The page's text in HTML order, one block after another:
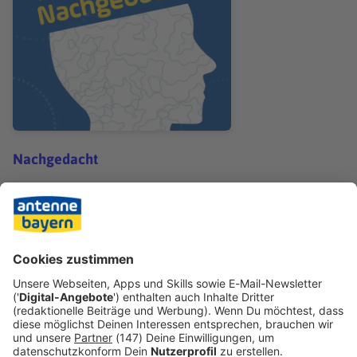
Nachgedacht
Nachgedacht: Ostern
Teilen
ALLE FOLGEN ANDERE INHALTE